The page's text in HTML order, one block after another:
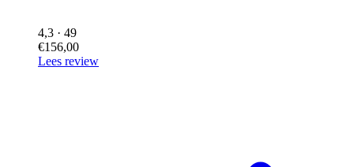
4,3 · 49
€156,00
Lees review